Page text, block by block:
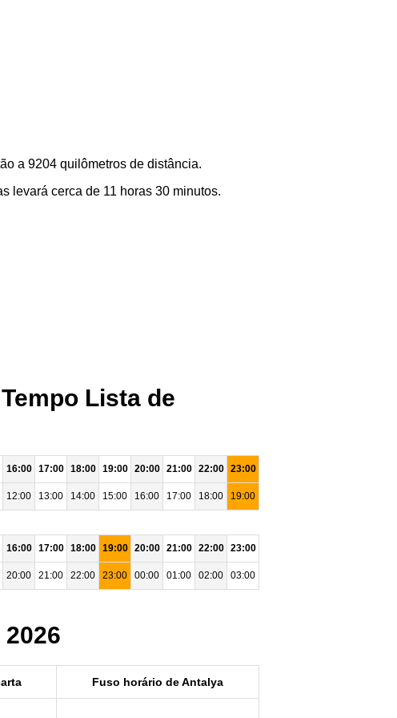
a 9204 quilômetros de distância.
levará cerca de 11 horas 30 minutos.
Lista de
16:00 17:00 18:00 19:00 20:00 21:00 22:00 23:00
12:00 13:00 14:00 15:00 16:00 17:00 18:00 19:00
16:00 17:00 18:00 19:00 20:00 21:00 22:00 23:00
20:00 21:00 22:00 23:00 00:00 01:00 02:00 03:00
Fuso horário de Antalya